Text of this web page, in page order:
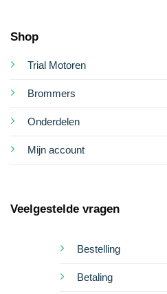
Shop
Trial Motoren
Brommers
Onderdelen
Mijn account
Veelgestelde vragen
Bestelling
Betaling